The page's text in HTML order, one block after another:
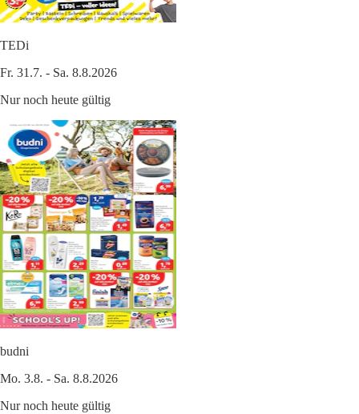
TEDi
Fr. 31.7. - Sa. 8.8.2026
Nur noch heute gültig
budni
Mo. 3.8. - Sa. 8.8.2026
Nur noch heute gültig